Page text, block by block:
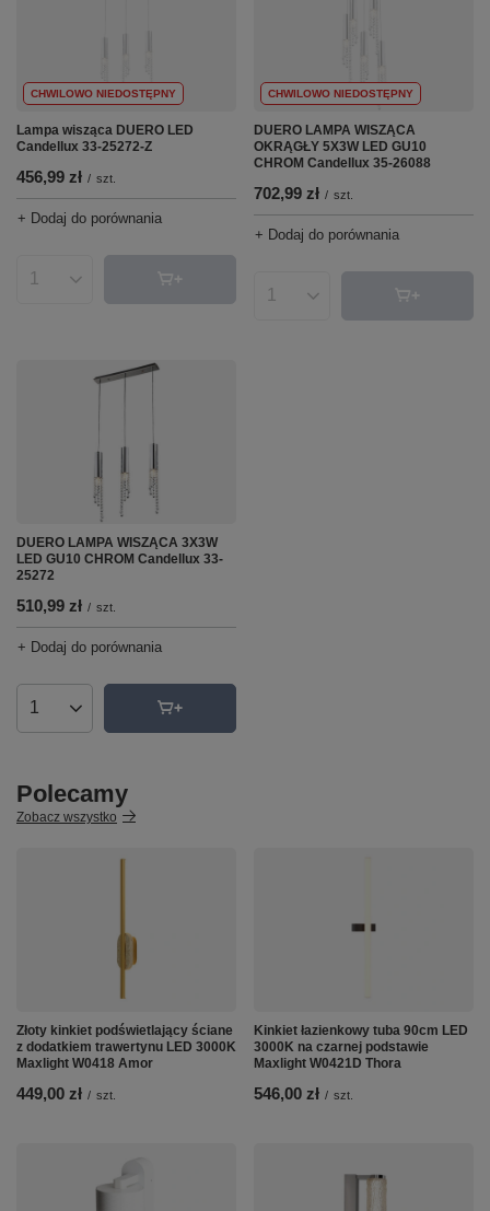
CHWILOWO NIEDOSTĘPNY
Lampa wisząca DUERO LED
Candellux 33-25272-Z
456,99 zł / szt.
+ Dodaj do porównania
Ilość produktów
CHWILOWO NIEDOSTĘPNY
DUERO LAMPA WISZĄCA
OKRĄGŁY 5X3W LED GU10
CHROM Candellux 35-26088
702,99 zł / szt.
+ Dodaj do porównania
Ilość produktów
DUERO LAMPA WISZĄCA 3X3W
LED GU10 CHROM Candellux 33-
25272
510,99 zł / szt.
+ Dodaj do porównania
Ilość produktów
Polecamy
Zobacz wszystko
Złoty kinkiet podświetlający ściane
z dodatkiem trawertynu LED 3000K
Maxlight W0418 Amor
449,00 zł / szt.
Kinkiet łazienkowy tuba 90cm LED
3000K na czarnej podstawie
Maxlight W0421D Thora
546,00 zł / szt.